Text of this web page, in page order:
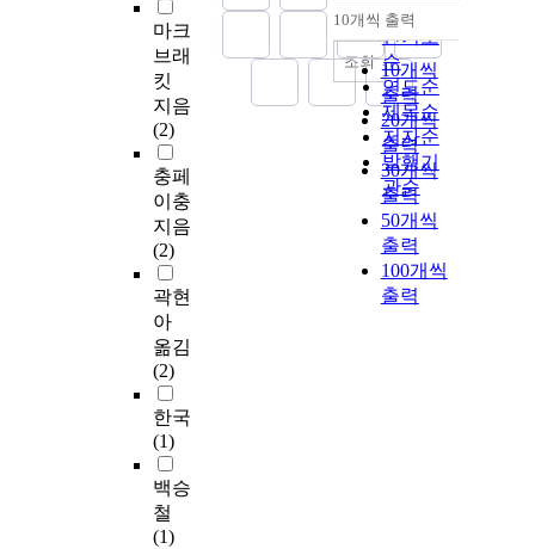
마크
브래
킷
지음
(2)
충페
이충
지음
(2)
곽현
아
옮김
(2)
한국
(1)
백승
철
(1)
순
인기도
순
연도순
제목순
저자순
발행기
관순
내림차순
10개씩 출력
10개씩
출력
20개씩
출력
30개씩
출력
50개씩
출력
100개씩
출력
조회